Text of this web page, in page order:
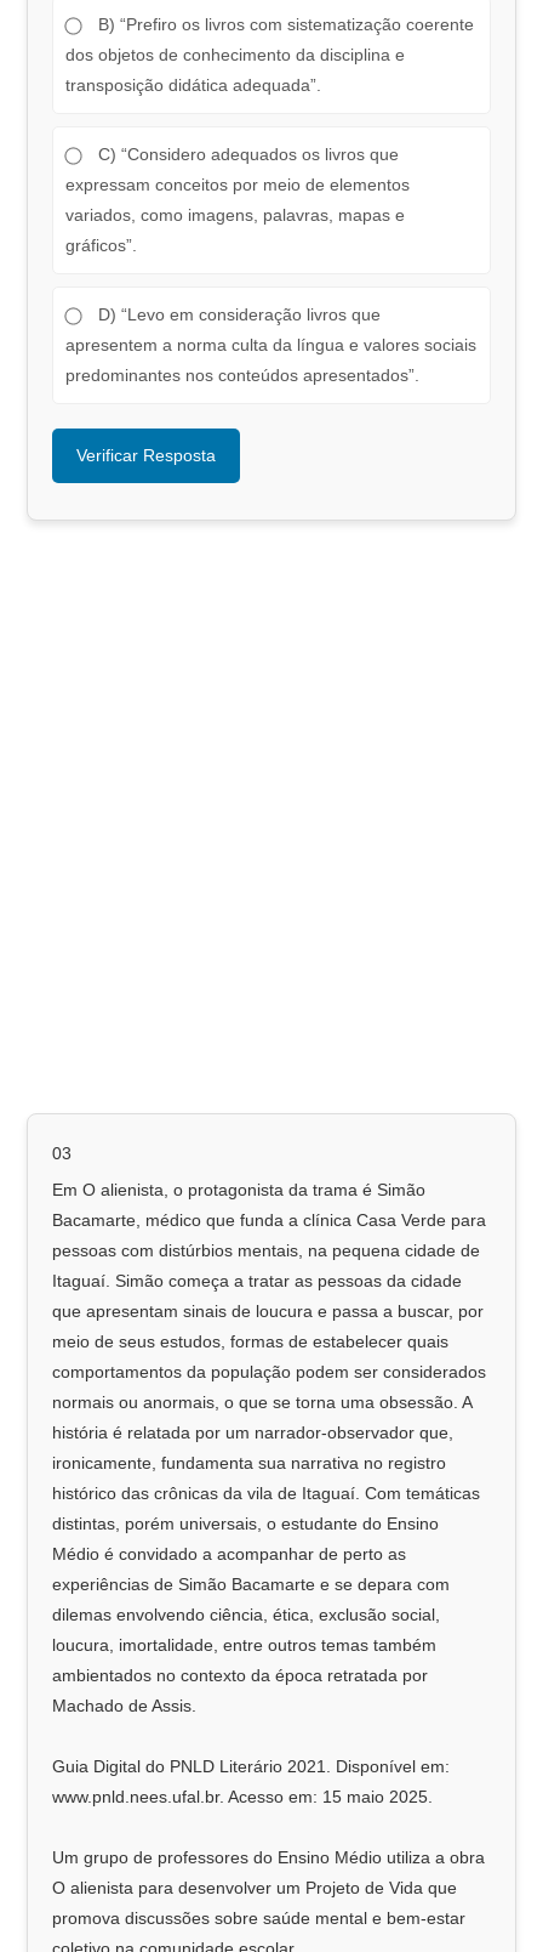
B) “Prefiro os livros com sistematização coerente
dos objetos de conhecimento da disciplina e
transposição didática adequada”.
C) “Considero adequados os livros que
expressam conceitos por meio de elementos
variados, como imagens, palavras, mapas e
gráficos”.
D) “Levo em consideração livros que
apresentem a norma culta da língua e valores sociais
predominantes nos conteúdos apresentados”.
Verificar Resposta
03
Em O alienista, o protagonista da trama é Simão
Bacamarte, médico que funda a clínica Casa Verde para
pessoas com distúrbios mentais, na pequena cidade de
Itaguaí. Simão começa a tratar as pessoas da cidade
que apresentam sinais de loucura e passa a buscar, por
meio de seus estudos, formas de estabelecer quais
comportamentos da população podem ser considerados
normais ou anormais, o que se torna uma obsessão. A
história é relatada por um narrador-observador que,
ironicamente, fundamenta sua narrativa no registro
histórico das crônicas da vila de Itaguaí. Com temáticas
distintas, porém universais, o estudante do Ensino
Médio é convidado a acompanhar de perto as
experiências de Simão Bacamarte e se depara com
dilemas envolvendo ciência, ética, exclusão social,
loucura, imortalidade, entre outros temas também
ambientados no contexto da época retratada por
Machado de Assis.
Guia Digital do PNLD Literário 2021. Disponível em:
www.pnld.nees.ufal.br. Acesso em: 15 maio 2025.
Um grupo de professores do Ensino Médio utiliza a obra
O alienista para desenvolver um Projeto de Vida que
promova discussões sobre saúde mental e bem-estar